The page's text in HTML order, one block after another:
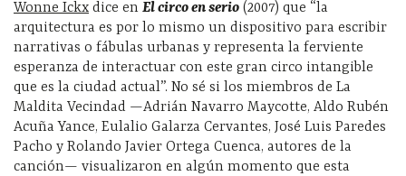
Wonne Ickx dice en El circo en serio (2007) que “la
arquitectura es por lo mismo un dispositivo para escribir
narrativas o fábulas urbanas y representa la ferviente
esperanza de interactuar con este gran circo intangible
que es la ciudad actual”. No sé si los miembros de La
Maldita Vecindad —Adrián Navarro Maycotte, Aldo Rubén
Acuña Yance, Eulalio Galarza Cervantes, José Luis Paredes
Pacho y Rolando Javier Ortega Cuenca, autores de la
canción— visualizaron en algún momento que esta